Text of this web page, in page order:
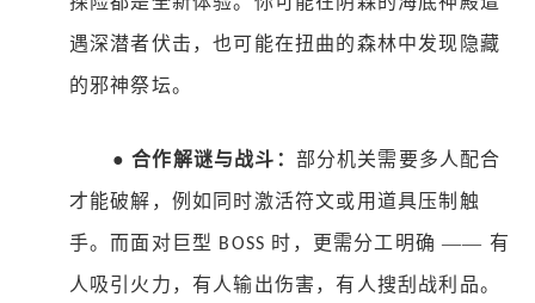
遇深潜者伏击，也可能在扭曲的森林中发现隐藏
的邪神祭坛。
● 合作解谜与战斗： 部分机关需要多人配合
才能破解，例如同时激活符文或用道具压制触
手。而面对巨型 BOSS 时，更需分工明确 —— 有
人吸引火力，有人输出伤害，有人搜刮战利品。